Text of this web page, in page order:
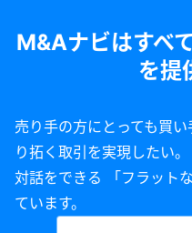
M&Aナビはすべ
を提
売り手の方にとっても買
り拓く取引を実現したい
対話をできる 「フラット
ています。